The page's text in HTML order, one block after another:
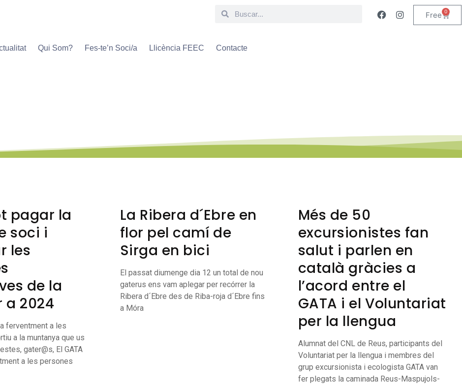
Free 0
Qui Som? Fes-te’n Soci/a Llicència FEEC Contacte
pagar la
soci i
les
de la
a 2024
ferventment a les
a la muntanya que us
gater@s, El GATA
a les persones
La Ribera d´Ebre en
flor pel camí de
Sirga en bici
El passat diumenge dia 12 un total de nou
gaterus ens vam aplegar per recórrer la
Ribera d´Ebre des de Riba-roja d´Ebre fins
a Móra
Més de 50
excursionistes fan
salut i parlen en
català gràcies a
l’acord entre el
GATA i el Voluntariat
per la llengua
Alumnat del CNL de Reus, participants del
Voluntariat per la llengua i membres del
grup excursionista i ecologista GATA van
fer plegats la caminada Reus-Maspujols-